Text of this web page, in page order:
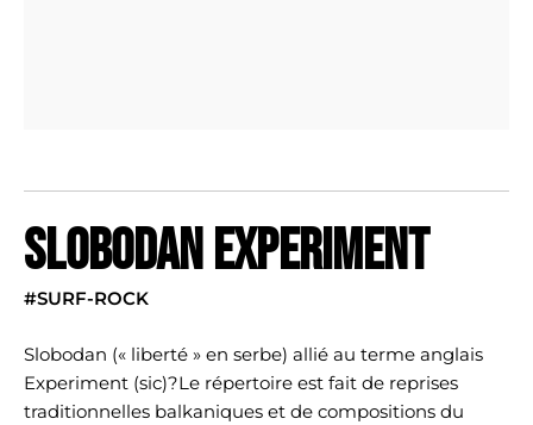
SLOBODAN EXPERIMENT
#SURF-ROCK
Slobodan (« liberté » en serbe) allié au terme anglais
Experiment (sic)?Le répertoire est fait de reprises
traditionnelles balkaniques et de compositions du